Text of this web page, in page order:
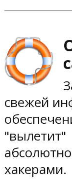
свежей
хакерами.